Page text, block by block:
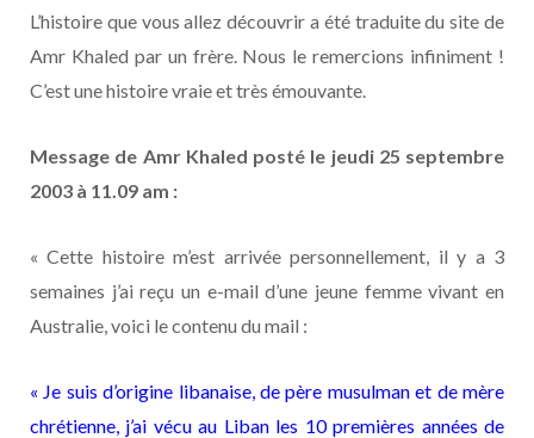
L’histoire que vous allez découvrir a été traduite du site de
Amr Khaled par un frère. Nous le remercions infiniment !
C’est une histoire vraie et très émouvante.
Message de Amr Khaled posté le jeudi 25 septembre
2003 à 11.09 am :
« Cette histoire m’est arrivée personnellement, il y a 3
semaines j’ai reçu un e-mail d’une jeune femme vivant en
Australie, voici le contenu du mail :
« Je suis d’origine libanaise, de père musulman et de mère
chrétienne, j’ai vécu au Liban les 10 premières années de